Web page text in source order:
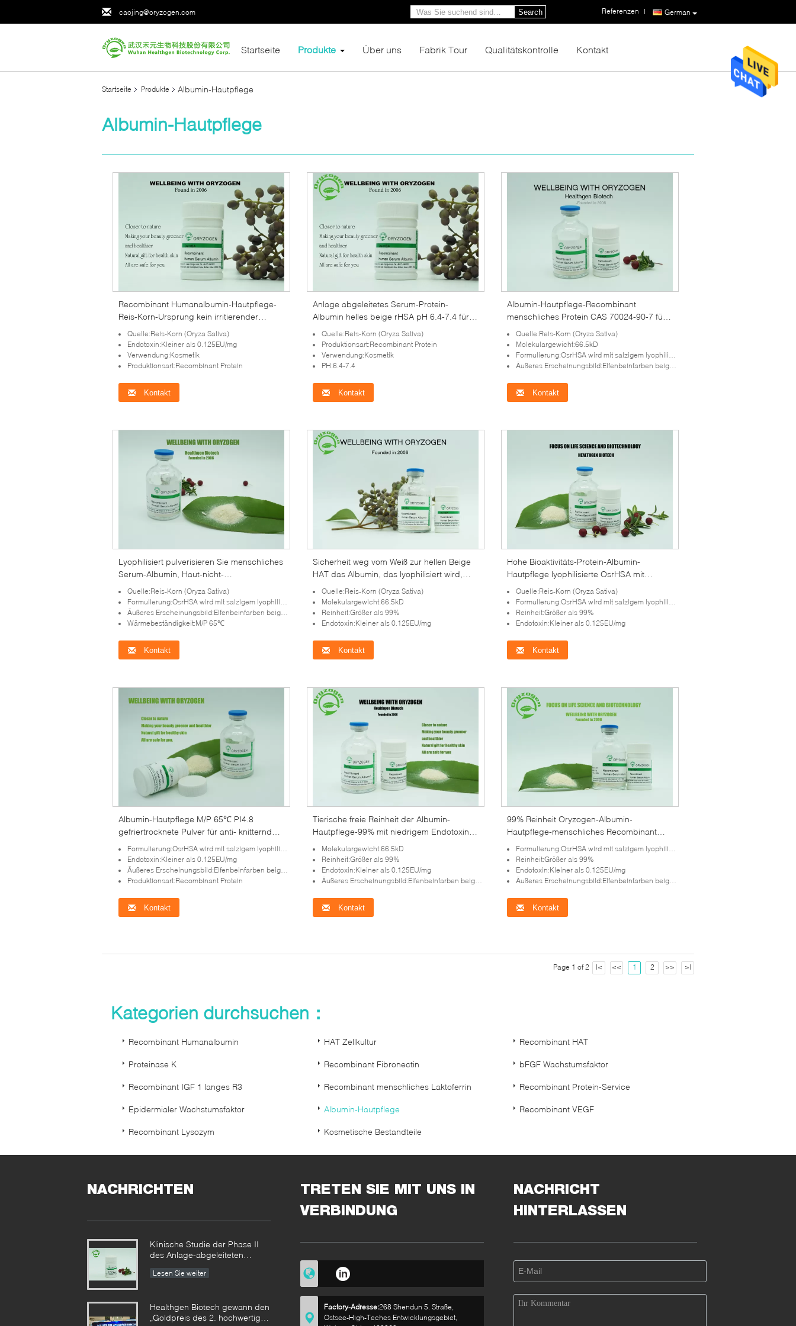
caojing@oryzogen.com German
Referenzen |
Search
Startseite Produkte Über uns Fabrik Tour Qualitätskontrolle Kontakt
Startseite Produkte Albumin-Hautpflege
Albumin-Hautpflege
Recombinant Humanalbumin-Hautpflege-
Reis-Korn-Ursprung kein irritierender
Bestandteil 70024-90-7
Quelle:Reis-Korn (Oryza Sativa)
Endotoxin:Kleiner als 0.125EU/mg
Verwendung:Kosmetik
Produktionsart:Recombinant Protein
Kontakt
Anlage abgeleitetes Serum-Protein-
Albumin helles beige rHSA pH 6.4-7.4 für
Kosmetik
Quelle:Reis-Korn (Oryza Sativa)
Produktionsart:Recombinant Protein
Verwendung:Kosmetik
PH:6.4-7.4
Kontakt
Albumin-Hautpflege-Recombinant
menschliches Protein CAS 70024-90-7 für
glatte Haut-Falte
Quelle:Reis-Korn (Oryza Sativa)
Molekulargewicht:66.5kD
Formulierung:OsrHSA wird mit salzigem lyophilisiert
Äußeres Erscheinungsbild:Elfenbeinfarben beige lyophilisiertes Pulver beleuchten
Kontakt
Lyophilisiert pulverisieren Sie menschliches
Serum-Albumin, Haut-nicht-
Tierkomponente weiß zu werden
Quelle:Reis-Korn (Oryza Sativa)
Formulierung:OsrHSA wird mit salzigem lyophilisiert
Äußeres Erscheinungsbild:Elfenbeinfarben beige lyophilisiertes Pulver beleuchten
Wärmebeständigkeit:M/P 65℃
Kontakt
Sicherheit weg vom Weiß zur hellen Beige
HAT das Albumin, das lyophilisiert wird,
pulverisieren freie Tierkomponente PUs 4,8
Quelle:Reis-Korn (Oryza Sativa)
Molekulargewicht:66.5kD
Reinheit:Größer als 99%
Endotoxin:Kleiner als 0.125EU/mg
Kontakt
Hohe Bioaktivitäts-Protein-Albumin-
Hautpflege lyophilisierte OsrHSA mit
salzigem
Quelle:Reis-Korn (Oryza Sativa)
Formulierung:OsrHSA wird mit salzigem lyophilisiert
Reinheit:Größer als 99%
Endotoxin:Kleiner als 0.125EU/mg
Kontakt
Albumin-Hautpflege M/P 65℃ PI4.8
gefriertrocknete Pulver für anti- knitternde
Kosmetik
Formulierung:OsrHSA wird mit salzigem lyophilisiert
Endotoxin:Kleiner als 0.125EU/mg
Äußeres Erscheinungsbild:Elfenbeinfarben beige lyophilisiertes Pulver beleuchten
Produktionsart:Recombinant Protein
Kontakt
Tierische freie Reinheit der Albumin-
Hautpflege-99% mit niedrigem Endotoxin
weniger als 0.125EU/mg
Molekulargewicht:66.5kD
Reinheit:Größer als 99%
Endotoxin:Kleiner als 0.125EU/mg
Äußeres Erscheinungsbild:Elfenbeinfarben beige lyophilisiertes Pulver beleuchten
Kontakt
99% Reinheit Oryzogen-Albumin-
Hautpflege-menschliches Recombinant
Protein beschleunigen Metabolismus
Formulierung:OsrHSA wird mit salzigem lyophilisiert
Reinheit:Größer als 99%
Endotoxin:Kleiner als 0.125EU/mg
Äußeres Erscheinungsbild:Elfenbeinfarben beige lyophilisiertes Pulver beleuchten
Kontakt
Page 1 of 2 |< << 1 2 >> >|
Kategorien durchsuchen：
Recombinant Humanalbumin HAT Zellkultur Recombinant HAT
Proteinase K Recombinant Fibronectin bFGF Wachstumsfaktor
Recombinant IGF 1 langes R3 Recombinant menschliches Laktoferrin Recombinant Protein-Service
Epidermialer Wachstumsfaktor Albumin-Hautpflege Recombinant VEGF
Recombinant Lysozym Kosmetische Bestandteile
NACHRICHTEN
Klinische Studie der Phase II
des Anlage-abgeleiteten
Serumalbumins erzielte
Lesen Sie weiter
Healthgen Biotech gewann den
„Goldpreis des 2. hochwertigen
TRETEN SIE MIT UNS IN
VERBINDUNG
Factory-Adresse:268 Shendun 5. Straße,
Ostsee-High-Teches Entwicklungsgebiet,
NACHRICHT
HINTERLASSEN